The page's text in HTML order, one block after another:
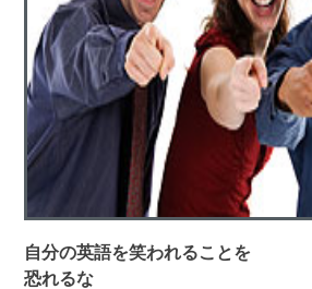
自分の英語を笑われることを
恐れるな